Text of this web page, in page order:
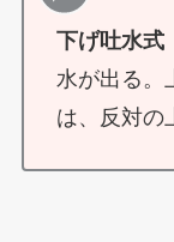
下げ吐水式
水が出る
は、反対の